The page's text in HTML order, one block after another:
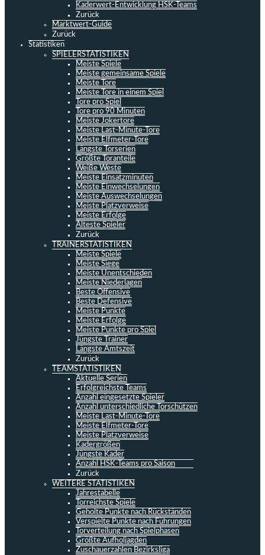
Kaderwert-Entwicklung HSK-Teams
Zurück
Marktwert-Guide
Zurück
Statistiken
SPIELERSTATISTIKEN
Meiste Spiele
Meiste gemeinsame Spiele
Meiste Tore
Meiste Tore in einem Spiel
Tore pro Spiel
Tore pro 90 Minuten
Meiste Jokertore
Meiste Last-Minute-Tore
Meiste Elfmeter-Tore
Längste Torserien
Größte Toranteile
Weiße Weste
Meiste Einsatzminuten
Meiste Einwechselungen
Meiste Auswechselungen
Meiste Platzverweise
Meiste Erfolge
Älteste Spieler
Zurück
TRAINERSTATISTIKEN
Meiste Spiele
Meiste Siege
Meiste Unentschieden
Meiste Niederlagen
Beste Offensive
Beste Defensive
Meiste Punkte
Meiste Erfolge
Meiste Punkte pro Spiel
Jüngste Trainer
Längste Amtszeit
Zurück
TEAMSTATISTIKEN
Aktuelle Serien
Erfolgreichste Teams
Anzahl eingesetzte Spieler
Anzahl unterschiedliche Torschützen
Meiste Last-Minute-Tore
Meiste Elfmeter-Tore
Meiste Platzverweise
Kadergrößen
Jüngste Kader
Anzahl HSK-Teams pro Saison
Zurück
WEITERE STATISTIKEN
Jahrestabelle
Torreichste Spiele
Geholte Punkte nach Rückständen
Verspielte Punkte nach Führungen
Torverteilung nach Spielphasen
Größte Aufholjagden
Zuschauerzahlen Bezirksliga